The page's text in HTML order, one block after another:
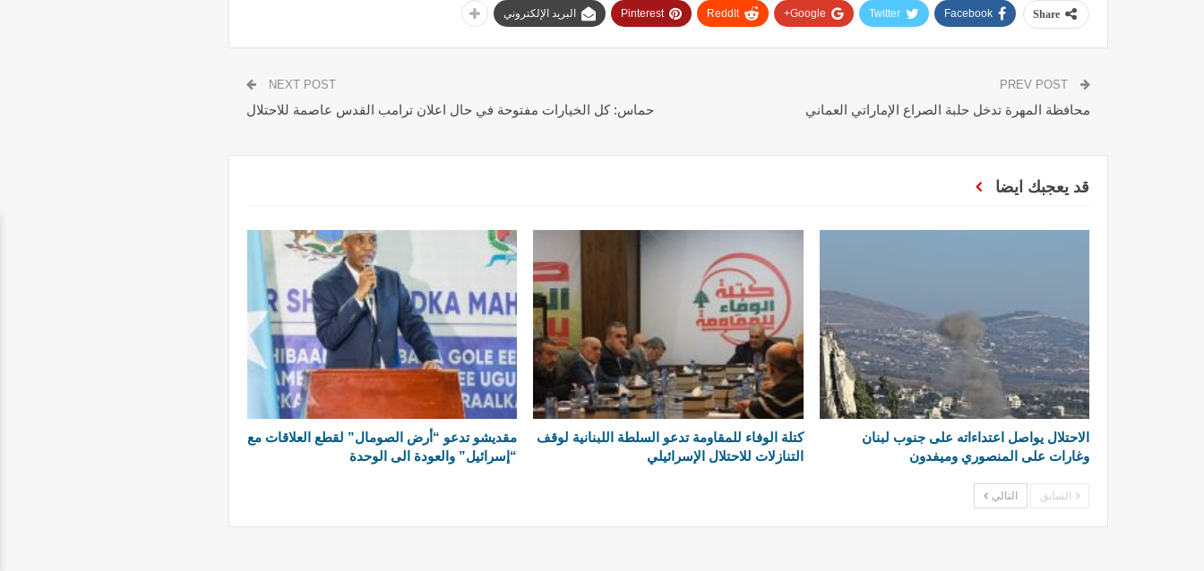
Share
Facebook
Twitter
Google+
ReddIt
Pinterest البريد الإلكتروني
محافظة المهرة تدخل حلبة الصراع الإماراتي العماني
NEXT POST
حماس: كل الخيارات مفتوحة في حال اعلان ترامب القدس عاصمة للاحتلال
قد يعجبك ايضا
الاحتلال يواصل اعتداءاته على جنوب لبنان
وغارات على المنصوري وميفدون
كتلة الوفاء للمقاومة تدعو السلطة اللبنانية لوقف
التنازلات للاحتلال الإسرائيلي
مقديشو تدعو “أرض الصومال” لقطع العلاقات مع
“إسرائيل” والعودة الى الوحدة
السابق التالي